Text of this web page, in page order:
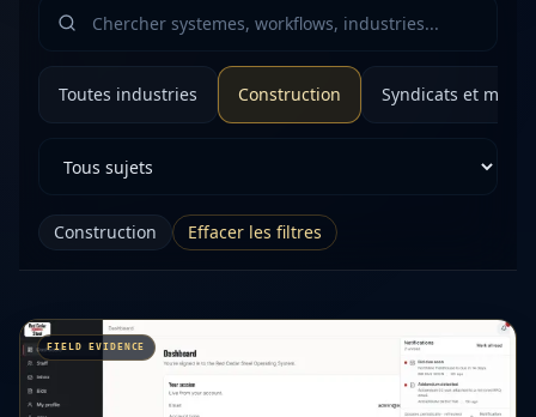
Toutes industries Construction Syndicats et main-
Construction Effacer les filtres